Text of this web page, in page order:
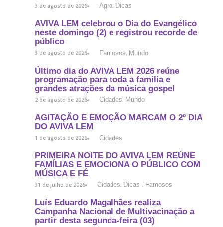
3 de agosto de 2026 Agro, Dicas
AVIVA LEM celebrou o Dia do Evangélico
neste domingo (2) e registrou recorde de
público
3 de agosto de 2026 Famosos, Mundo
Último dia do AVIVA LEM 2026 reúne
programação para toda a família e
grandes atrações da música gospel
2 de agosto de 2026 Cidades, Mundo
AGITAÇÃO E EMOÇÃO MARCAM O 2º DIA
DO AVIVA LEM
1 de agosto de 2026 Cidades
PRIMEIRA NOITE DO AVIVA LEM REÚNE
FAMÍLIAS E EMOCIONA O PÚBLICO COM
MÚSICA E FÉ
31 de julho de 2026 Cidades, Dicas , Famosos
Luís Eduardo Magalhães realiza
Campanha Nacional de Multivacinação a
partir desta segunda-feira (03)